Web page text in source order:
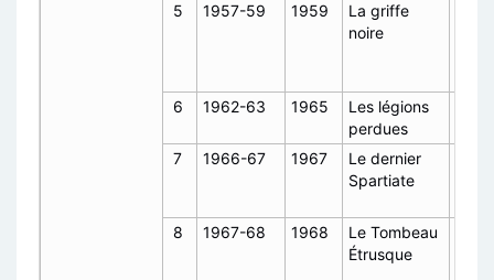
5
1957-59 1959
La griffe
noire
6
1962-63 1965
Les légions
perdues
7 1966-67 1967
Le dernier
Spartiate
8
1967-68 1968
Le Tombeau
Étrusque